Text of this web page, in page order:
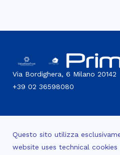
Via Bordighera, 6 Milano 20142
+39 02 36598080
Questo sito utilizza
website uses technical cookies